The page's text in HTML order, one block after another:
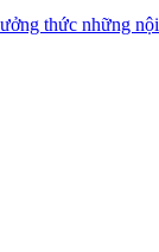
thức những